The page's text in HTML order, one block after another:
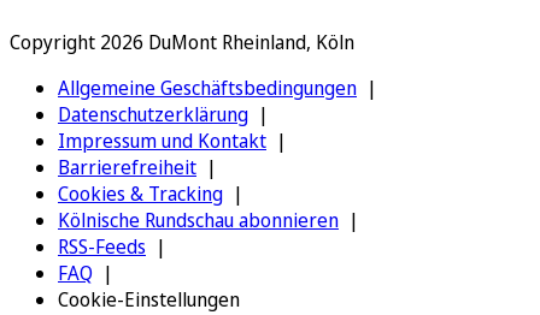
Copyright 2026 DuMont Rheinland, Köln
Allgemeine Geschäftsbedingungen
Datenschutzerklärung
Impressum und Kontakt
Barrierefreiheit
Cookies & Tracking
Kölnische Rundschau abonnieren
RSS-Feeds
FAQ
Cookie-Einstellungen